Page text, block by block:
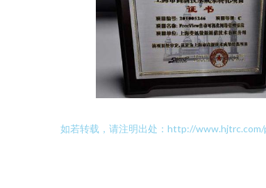
如若转载，请注明出处：http://